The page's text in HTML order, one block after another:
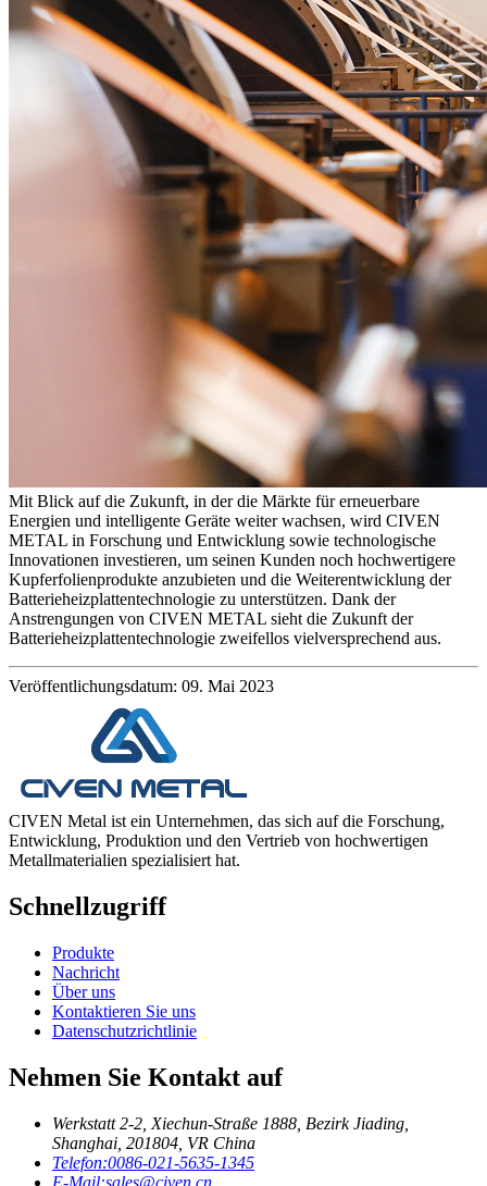
Mit Blick auf die Zukunft, in der die Märkte für erneuerbare
Energien und intelligente Geräte weiter wachsen, wird CIVEN
METAL in Forschung und Entwicklung sowie technologische
Innovationen investieren, um seinen Kunden noch hochwertigere
Kupferfolienprodukte anzubieten und die Weiterentwicklung der
Batterieheizplattentechnologie zu unterstützen. Dank der
Anstrengungen von CIVEN METAL sieht die Zukunft der
Batterieheizplattentechnologie zweifellos vielversprechend aus.
Veröffentlichungsdatum: 09. Mai 2023
CIVEN Metal ist ein Unternehmen, das sich auf die Forschung,
Entwicklung, Produktion und den Vertrieb von hochwertigen
Metallmaterialien spezialisiert hat.
Schnellzugriff
Produkte
Nachricht
Über uns
Kontaktieren Sie uns
Datenschutzrichtlinie
Nehmen Sie Kontakt auf
Werkstatt 2-2, Xiechun-Straße 1888, Bezirk Jiading,
Shanghai, 201804, VR China
Telefon:0086-021-5635-1345
E-Mail:sales@civen.cn